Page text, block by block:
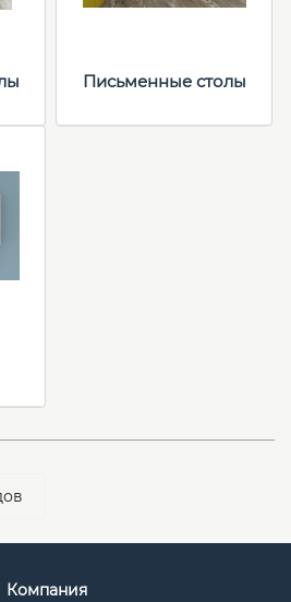
Письменные столы
Компания